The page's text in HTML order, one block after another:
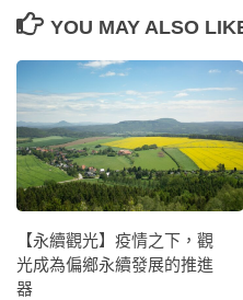
YOU MAY ALSO
【永續觀光】疫情之下，觀
光成為偏鄉永續發展的推進
器